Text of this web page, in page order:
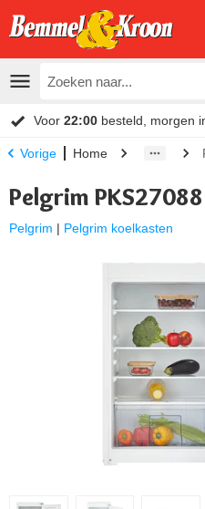
Voor 22:00 besteld, morgen
Vorige Home
Pelgrim PKS27088
Pelgrim | Pelgrim koelkasten